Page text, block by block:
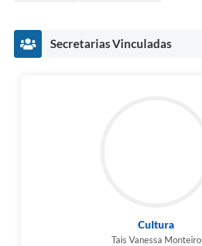
Secretarias Vinculadas
Cultura
Tais Vanessa Monteiro